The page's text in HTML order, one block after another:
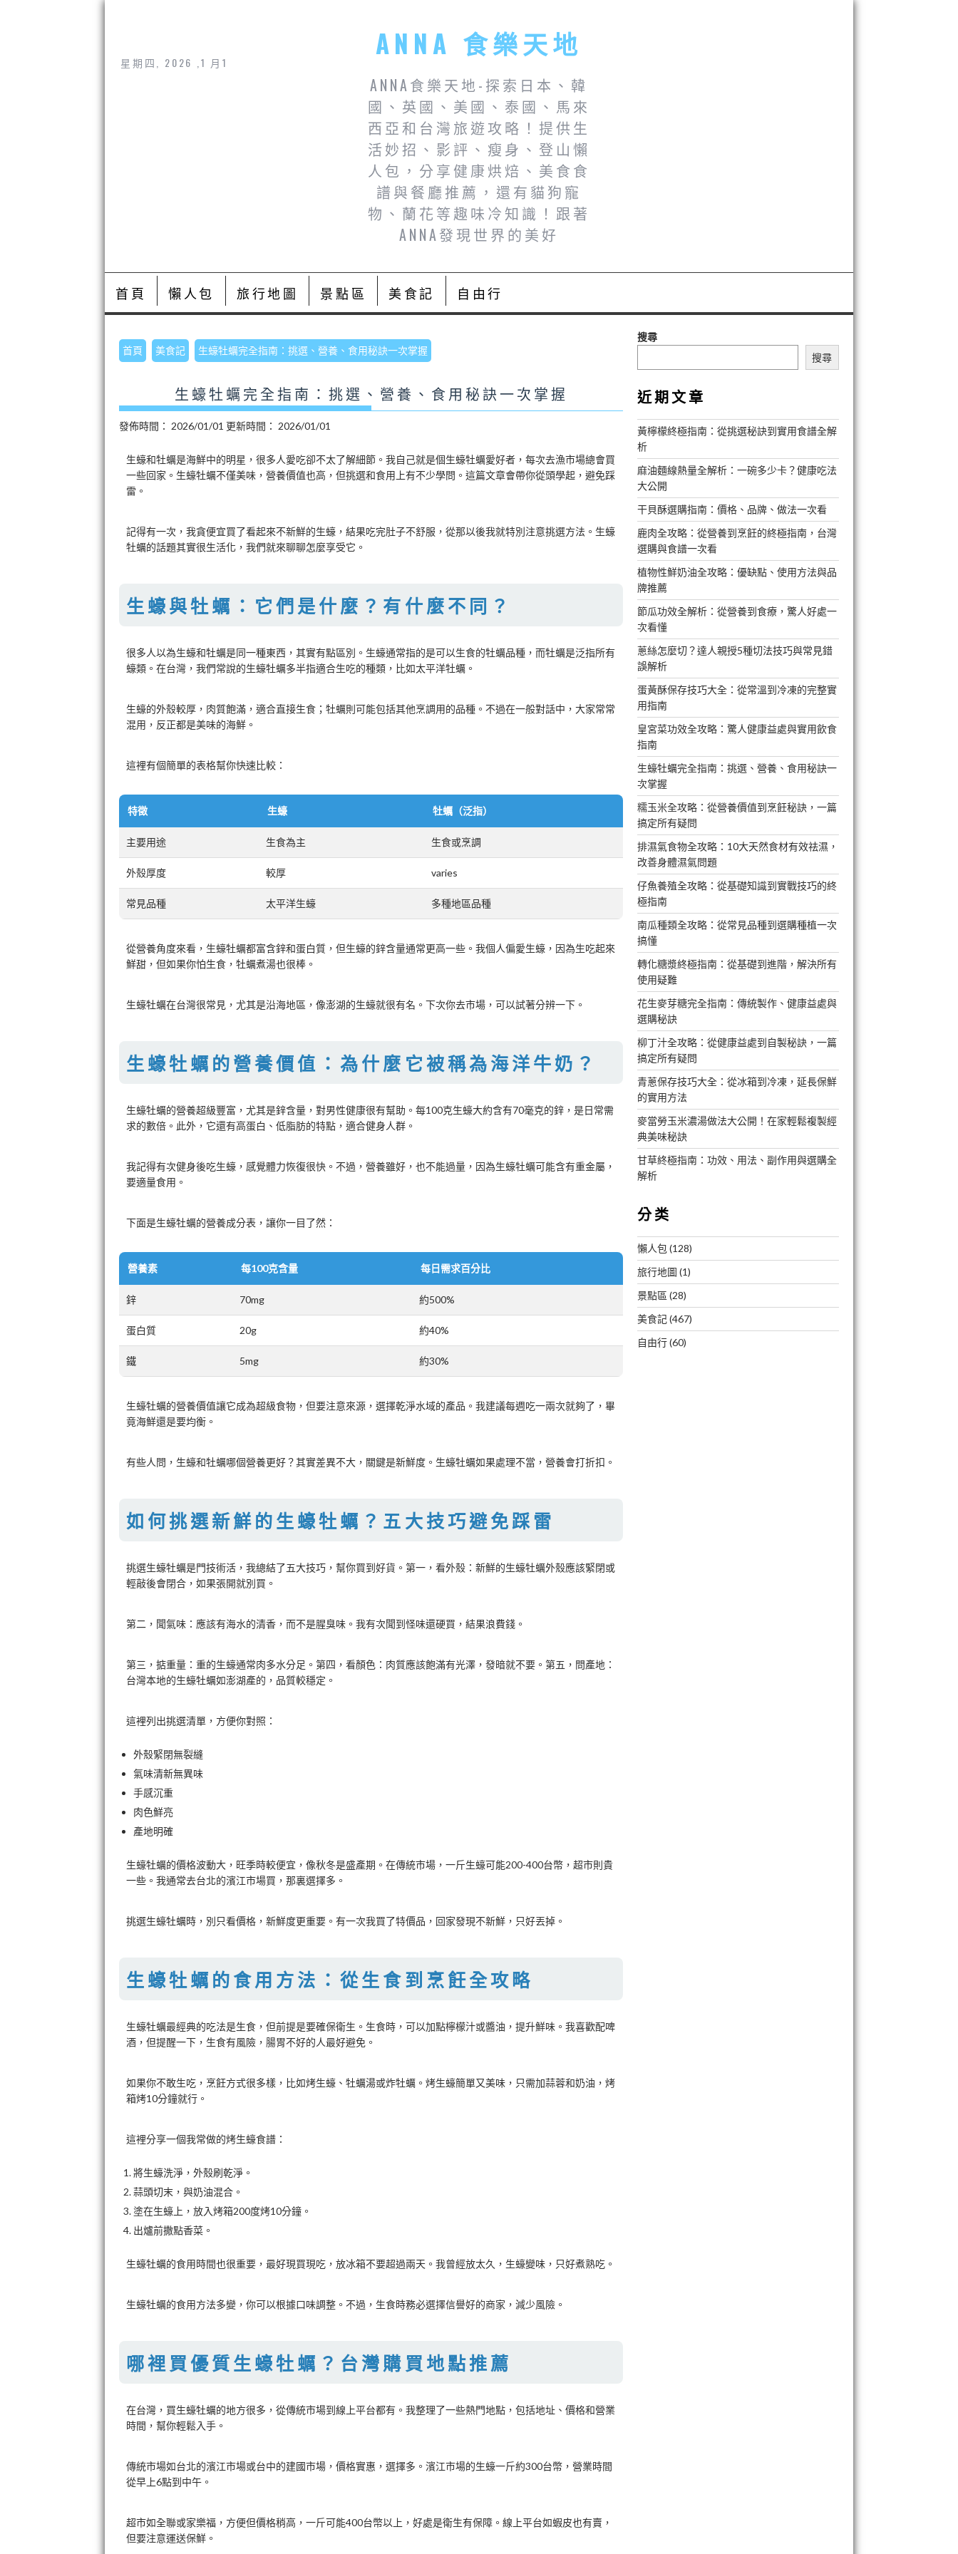
星期四, 2026 ,1 月1
ANNA 食樂天地
ANNA食樂天地-探索日本、韓
國、英國、美國、泰國、馬來
西亞和台灣旅遊攻略！提供生
活妙招、影評、瘦身、登山懶
人包，分享健康烘焙、美食食
譜與餐廳推薦，還有貓狗寵
物、蘭花等趣味冷知識！跟著
ANNA發現世界的美好
首頁 懶人包 旅行地圖 景點區 美食記 自由行
首頁 美食記 生蠔牡蠣完全指南：挑選、營養、食用秘訣一次掌握
生蠔牡蠣完全指南：挑選、營養、食用秘訣一次掌握
發佈時間： 2026/01/01 更新時間： 2026/01/01
生蠔和牡蠣是海鮮中的明星，很多人愛吃卻不太了解細節。我自己就是個生蠔牡蠣愛好者，每次去漁市場總會買
一些回家。生蠔牡蠣不僅美味，營養價值也高，但挑選和食用上有不少學問。這篇文章會帶你從頭學起，避免踩
雷。
記得有一次，我貪便宜買了看起來不新鮮的生蠔，結果吃完肚子不舒服，從那以後我就特別注意挑選方法。生蠔
牡蠣的話題其實很生活化，我們就來聊聊怎麼享受它。
生蠔與牡蠣：它們是什麼？有什麼不同？
很多人以為生蠔和牡蠣是同一種東西，其實有點區別。生蠔通常指的是可以生食的牡蠣品種，而牡蠣是泛指所有
蠔類。在台灣，我們常說的生蠔牡蠣多半指適合生吃的種類，比如太平洋牡蠣。
生蠔的外殼較厚，肉質飽滿，適合直接生食；牡蠣則可能包括其他烹調用的品種。不過在一般對話中，大家常常
混用，反正都是美味的海鮮。
這裡有個簡單的表格幫你快速比較：
特徵 生蠔 牡蠣（泛指）
主要用途 生食為主 生食或烹調
外殼厚度 較厚 varies
常見品種 太平洋生蠔 多種地區品種
從營養角度來看，生蠔牡蠣都富含鋅和蛋白質，但生蠔的鋅含量通常更高一些。我個人偏愛生蠔，因為生吃起來
鮮甜，但如果你怕生食，牡蠣煮湯也很棒。
生蠔牡蠣在台灣很常見，尤其是沿海地區，像澎湖的生蠔就很有名。下次你去市場，可以試著分辨一下。
生蠔牡蠣的營養價值：為什麼它被稱為海洋牛奶？
生蠔牡蠣的營養超級豐富，尤其是鋅含量，對男性健康很有幫助。每100克生蠔大約含有70毫克的鋅，是日常需
求的數倍。此外，它還有高蛋白、低脂肪的特點，適合健身人群。
我記得有次健身後吃生蠔，感覺體力恢復很快。不過，營養雖好，也不能過量，因為生蠔牡蠣可能含有重金屬，
要適量食用。
下面是生蠔牡蠣的營養成分表，讓你一目了然：
營養素 每100克含量 每日需求百分比
鋅 70mg 約500%
蛋白質 20g 約40%
鐵 5mg 約30%
生蠔牡蠣的營養價值讓它成為超級食物，但要注意來源，選擇乾淨水域的產品。我建議每週吃一兩次就夠了，畢
竟海鮮還是要均衡。
有些人問，生蠔和牡蠣哪個營養更好？其實差異不大，關鍵是新鮮度。生蠔牡蠣如果處理不當，營養會打折扣。
如何挑選新鮮的生蠔牡蠣？五大技巧避免踩雷
挑選生蠔牡蠣是門技術活，我總結了五大技巧，幫你買到好貨。第一，看外殼：新鮮的生蠔牡蠣外殼應該緊閉或
輕敲後會閉合，如果張開就別買。
第二，聞氣味：應該有海水的清香，而不是腥臭味。我有次聞到怪味還硬買，結果浪費錢。
第三，掂重量：重的生蠔通常肉多水分足。第四，看顏色：肉質應該飽滿有光澤，發暗就不要。第五，問產地：
台灣本地的生蠔牡蠣如澎湖產的，品質較穩定。
這裡列出挑選清單，方便你對照：
外殼緊閉無裂縫
氣味清新無異味
手感沉重
肉色鮮亮
產地明確
生蠔牡蠣的價格波動大，旺季時較便宜，像秋冬是盛產期。在傳統市場，一斤生蠔可能200-400台幣，超市則貴
一些。我通常去台北的濱江市場買，那裏選擇多。
挑選生蠔牡蠣時，別只看價格，新鮮度更重要。有一次我買了特價品，回家發現不新鮮，只好丟掉。
生蠔牡蠣的食用方法：從生食到烹飪全攻略
生蠔牡蠣最經典的吃法是生食，但前提是要確保衛生。生食時，可以加點檸檬汁或醬油，提升鮮味。我喜歡配啤
酒，但提醒一下，生食有風險，腸胃不好的人最好避免。
如果你不敢生吃，烹飪方式很多樣，比如烤生蠔、牡蠣湯或炸牡蠣。烤生蠔簡單又美味，只需加蒜蓉和奶油，烤
箱烤10分鐘就行。
這裡分享一個我常做的烤生蠔食譜：
將生蠔洗淨，外殼刷乾淨。
蒜頭切末，與奶油混合。
塗在生蠔上，放入烤箱200度烤10分鐘。
出爐前撒點香菜。
生蠔牡蠣的食用時間也很重要，最好現買現吃，放冰箱不要超過兩天。我曾經放太久，生蠔變味，只好煮熟吃。
生蠔牡蠣的食用方法多變，你可以根據口味調整。不過，生食時務必選擇信譽好的商家，減少風險。
哪裡買優質生蠔牡蠣？台灣購買地點推薦
在台灣，買生蠔牡蠣的地方很多，從傳統市場到線上平台都有。我整理了一些熱門地點，包括地址、價格和營業
時間，幫你輕鬆入手。
傳統市場如台北的濱江市場或台中的建國市場，價格實惠，選擇多。濱江市場的生蠔一斤約300台幣，營業時間
從早上6點到中午。
超市如全聯或家樂福，方便但價格稍高，一斤可能400台幣以上，好處是衛生有保障。線上平台如蝦皮也有賣，
但要注意運送保鮮。
搜尋
搜尋
近期文章
黃檸檬終極指南：從挑選秘訣到實用食譜全解
析
麻油麵線熱量全解析：一碗多少卡？健康吃法
大公開
干貝酥選購指南：價格、品牌、做法一次看
鹿肉全攻略：從營養到烹飪的終極指南，台灣
選購與食譜一次看
植物性鮮奶油全攻略：優缺點、使用方法與品
牌推薦
節瓜功效全解析：從營養到食療，驚人好處一
次看懂
蔥絲怎麼切？達人親授5種切法技巧與常見錯
誤解析
蛋黃酥保存技巧大全：從常溫到冷凍的完整實
用指南
皇宮菜功效全攻略：驚人健康益處與實用飲食
指南
生蠔牡蠣完全指南：挑選、營養、食用秘訣一
次掌握
糯玉米全攻略：從營養價值到烹飪秘訣，一篇
搞定所有疑問
排濕氣食物全攻略：10大天然食材有效祛濕，
改善身體濕氣問題
仔魚養殖全攻略：從基礎知識到實戰技巧的終
極指南
南瓜種類全攻略：從常見品種到選購種植一次
搞懂
轉化糖漿終極指南：從基礎到進階，解決所有
使用疑難
花生麥芽糖完全指南：傳統製作、健康益處與
選購秘訣
柳丁汁全攻略：從健康益處到自製秘訣，一篇
搞定所有疑問
青蔥保存技巧大全：從冰箱到冷凍，延長保鮮
的實用方法
麥當勞玉米濃湯做法大公開！在家輕鬆複製經
典美味秘訣
甘草終極指南：功效、用法、副作用與選購全
解析
分类
懶人包 (128)
旅行地圖 (1)
景點區 (28)
美食記(467)
自由行(60)